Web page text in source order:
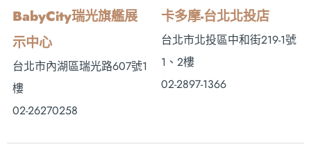
BabyCity瑞光旗艦展
示中心
台北市內湖區瑞光路607號1
樓
02-26270258
卡多摩-台北北投店
台北市北投區中和街219-1號
1、2樓
02-2897-1366